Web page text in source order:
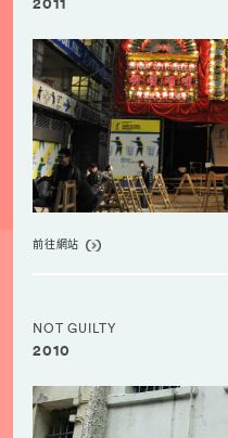
2011
前往網站
NOT GUILTY
2010